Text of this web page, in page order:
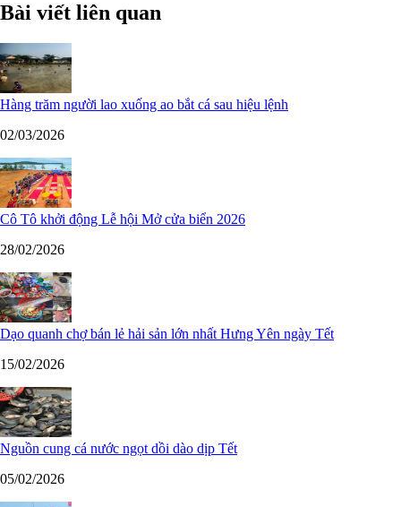
Bài viết liên quan
Hàng trăm người lao xuống ao bắt cá sau hiệu lệnh
02/03/2026
Cô Tô khởi động Lễ hội Mở cửa biển 2026
28/02/2026
Dạo quanh chợ bán lẻ hải sản lớn nhất Hưng Yên ngày Tết
15/02/2026
Nguồn cung cá nước ngọt dồi dào dịp Tết
05/02/2026